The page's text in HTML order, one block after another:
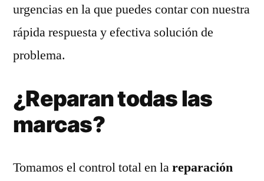
urgencias en la que puedes contar con nuestra
rápida respuesta y efectiva solución de
problema.
¿Reparan todas las
marcas?
Tomamos el control total en lareparación